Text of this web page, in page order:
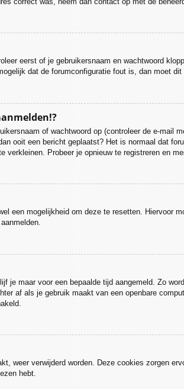
eerst of je gebruikersnaam en wachtwoord
dat de forumconfiguratie fout is, dan moet dit
of wachtwoord op (controleer de e-mail
ooit een bericht geplaatst? Het is normaal dat
Probeer je opnieuw te registreren en
een mogelijkheid om deze te resetten. Hiervoor
je maar voor een bepaalde tijd aangemeld. Zo
af als je gebruik maakt van een openbare
weer verwijderd worden. Deze cookies zorgen
hebt.